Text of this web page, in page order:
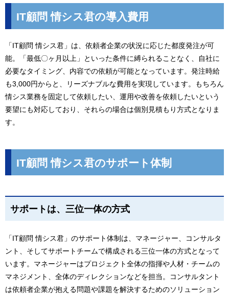
IT顧問 情シス君の導入費用
「IT顧問 情シス君」は、依頼者企業の状況に応じた都度発注が可
能。「最低〇ヶ月以上」といった条件に縛られることなく、自社に
必要なタイミング、内容での依頼が可能となっています。発注時給
も3,000円からと、リーズナブルな費用を実現しています。もちろん
情シス業務を固定して依頼したい、運用や改善を依頼したいという
要望にも対応しており、それらの場合は個別見積もり方式となりま
す。
IT顧問 情シス君のサポート体制
サポートは、三位一体の方式
「IT顧問 情シス君」のサポート体制は、マネージャー、コンサルタ
ント、そしてサポートチームで構成される三位一体の方式となって
います。マネージャーはプロジェクト全体の指揮や人材・チームの
マネジメント、全体のディレクションなどを担当。コンサルタント
は依頼者企業が抱える問題や課題を解決するためのソリューション